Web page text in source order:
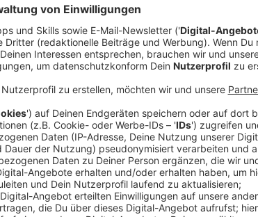
Leo Arrighy
Frida Gold über neue Musik
Anzeige
Neue Musik, neues Kapitel
Anzeige